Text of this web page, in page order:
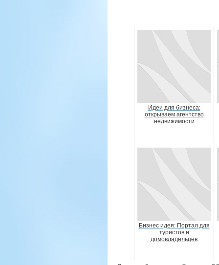
Идеи для бизнеса:
открываем агентство
недвижимости
Бизнес идея: Портал для
туристов и
домовладельцев